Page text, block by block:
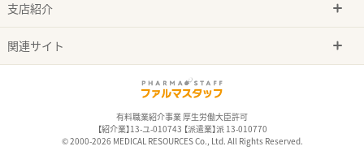
支店紹介
関連サイト
有料職業紹介事業 厚生労働大臣許可
【紹介業】13-ユ-010743 【派遣業】派 13-010770
© 2000-2026 MEDICAL RESOURCES Co., Ltd. All Rights Reserved.